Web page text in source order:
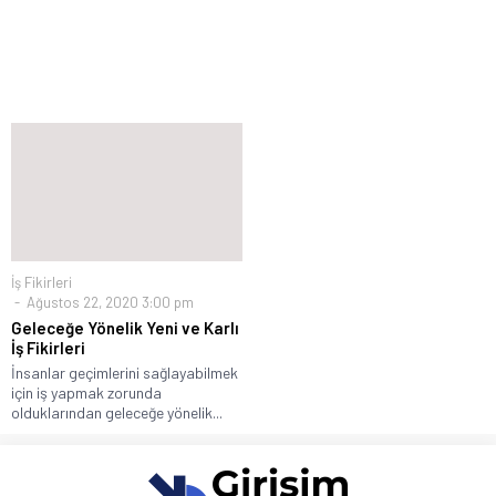
İş Fikirleri
Ağustos 22, 2020 3:00 pm
Geleceğe Yönelik Yeni ve Karlı
İş Fikirleri
İnsanlar geçimlerini sağlayabilmek
için iş yapmak zorunda
olduklarından geleceğe yönelik...